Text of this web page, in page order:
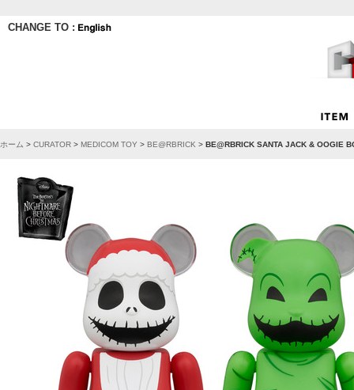
CHANGE TO :
ホーム > CURATOR > MEDICOM TOY > BE@RBRICK > BE@RBRICK SANTA JACK & OOGIE